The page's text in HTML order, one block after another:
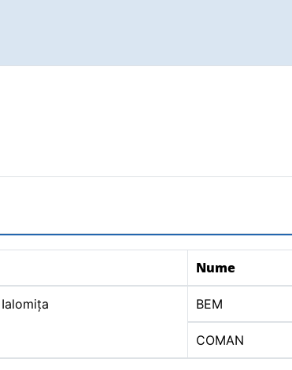
Nume
BEM
COMAN